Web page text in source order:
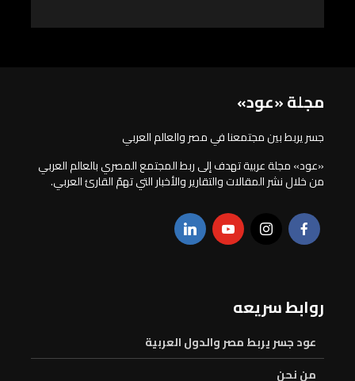
مجلة «عود»
جسر يربط بين مجتمعنا في مصر والعالم العربي
«عود» مجلة عربية تهدف إلى ربط المجتمع المصري بالعالم العربي
من خلال نشر المقالات والتقارير والأخبار التي تهمّ القارئ العربي.
روابط سريعه
عود جسر يربط مصر والدول العربية
من نحن